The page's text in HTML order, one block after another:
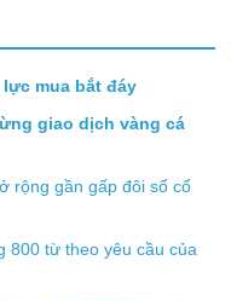
mua bắt đáy
giao dịch vàng cá
rộng gần gấp đôi số cổ
800 từ theo yêu cầu của